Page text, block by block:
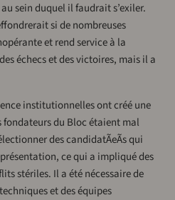
sein duquel il faudrait s’exiler.
si de nombreuses
et rend service à la
échecs et des victoires, mais il a
institutionnelles ont créé une
du Bloc étaient mal
des candidatÃeÃs qui
ce qui a impliqué des
stériles. Il a été nécessaire de
et des équipes